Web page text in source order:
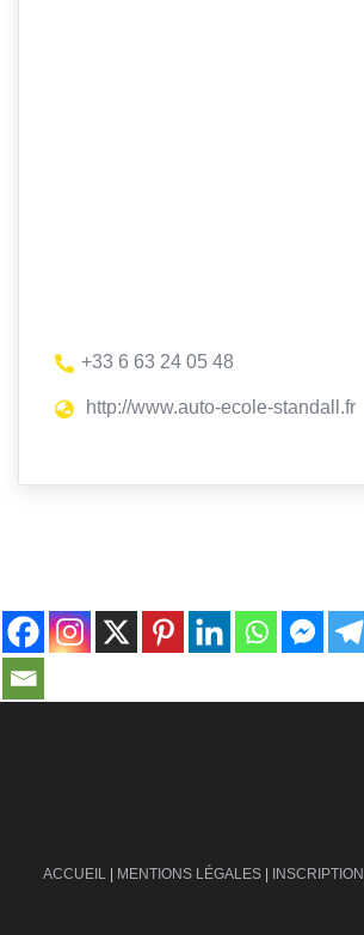
+33 6 63 24 05 48
http://www.auto-ecole-standall.fr
ACCUEIL | MENTIONS LÉGALES | INSCRIPTION